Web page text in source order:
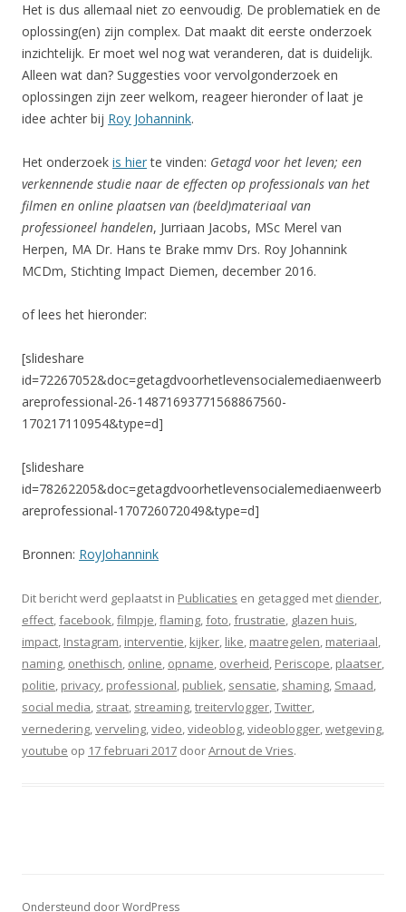
Het is dus allemaal niet zo eenvoudig. De problematiek en de
oplossing(en) zijn complex. Dat maakt dit eerste onderzoek
inzichtelijk. Er moet wel nog wat veranderen, dat is duidelijk.
Alleen wat dan? Suggesties voor vervolgonderzoek en
oplossingen zijn zeer welkom, reageer hieronder of laat je
idee achter bij Roy Johannink.
Het onderzoek is hierte vinden: Getagd voor het leven; een
verkennende studie naar de effecten op professionals van het
filmen en online plaatsen van (beeld)materiaal van
professioneel handelen, Jurriaan Jacobs, MSc Merel van
Herpen, MA Dr. Hans te Brake mmv Drs. Roy Johannink
MCDm, Stichting Impact Diemen, december 2016.
of lees het hieronder:
[slideshare
id=72267052&doc=getagdvoorhetlevensocialemediaenweerb
areprofessional-26-14871693771568867560-
170217110954&type=d]
[slideshare
id=78262205&doc=getagdvoorhetlevensocialemediaenweerb
areprofessional-170726072049&type=d]
Bronnen: RoyJohannink
Dit bericht werd geplaatst in Publicaties en getagged met diender,
effect,facebook,filmpje,flaming,foto,frustratie, glazen huis,
impact, Instagram, interventie, kijker, like, maatregelen, materiaal,
naming, onethisch, online, opname, overheid, Periscope, plaatser,
politie, privacy, professional, publiek, sensatie, shaming, Smaad,
social media, straat, streaming,treitervlogger,Twitter,
vernedering,verveling,video,videoblog,videoblogger,wetgeving,
youtube op 17 februari 2017 doorArnout de Vries.
Ondersteund door WordPress